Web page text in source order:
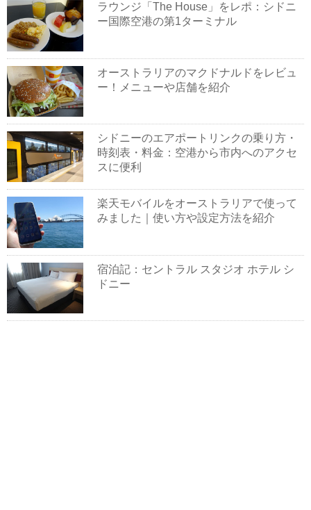
ラウンジ「The House」をレポ：シドニ
ー国際空港の第1ターミナル
オーストラリアのマクドナルドをレビュ
ー！メニューや店舗を紹介
シドニーのエアポートリンクの乗り方・
時刻表・料金：空港から市内へのアクセ
スに便利
楽天モバイルをオーストラリアで使って
みました｜使い方や設定方法を紹介
宿泊記：セントラル スタジオ ホテル シ
ドニー